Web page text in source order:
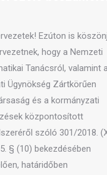
Ezúton is
hogy a Nemzeti
Tanácsról, valamint
Ügynökség Zártkörűen
és a kormányzati
központosított
szóló 301/2018.
§ (10) bekezdésében
határidőben